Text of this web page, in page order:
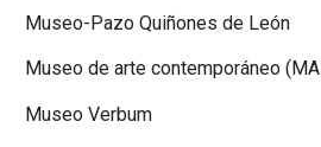
Museo-Pazo Quiñones de León
Museo de arte contemporáneo
Museo Verbum